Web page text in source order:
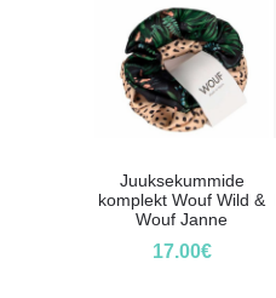
Juuksekummide
komplekt Wouf Wild &
Wouf Janne
17.00€